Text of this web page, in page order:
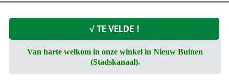
√ TE VELDE !
Van harte welkom in onze winkel in Nieuw Buinen
(Stadskanaal).